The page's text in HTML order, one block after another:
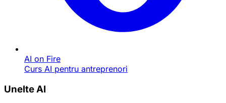
AI on Fire
Curs AI pentru antreprenori
Unelte AI